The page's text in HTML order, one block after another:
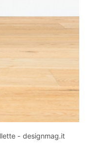
- designmag.it